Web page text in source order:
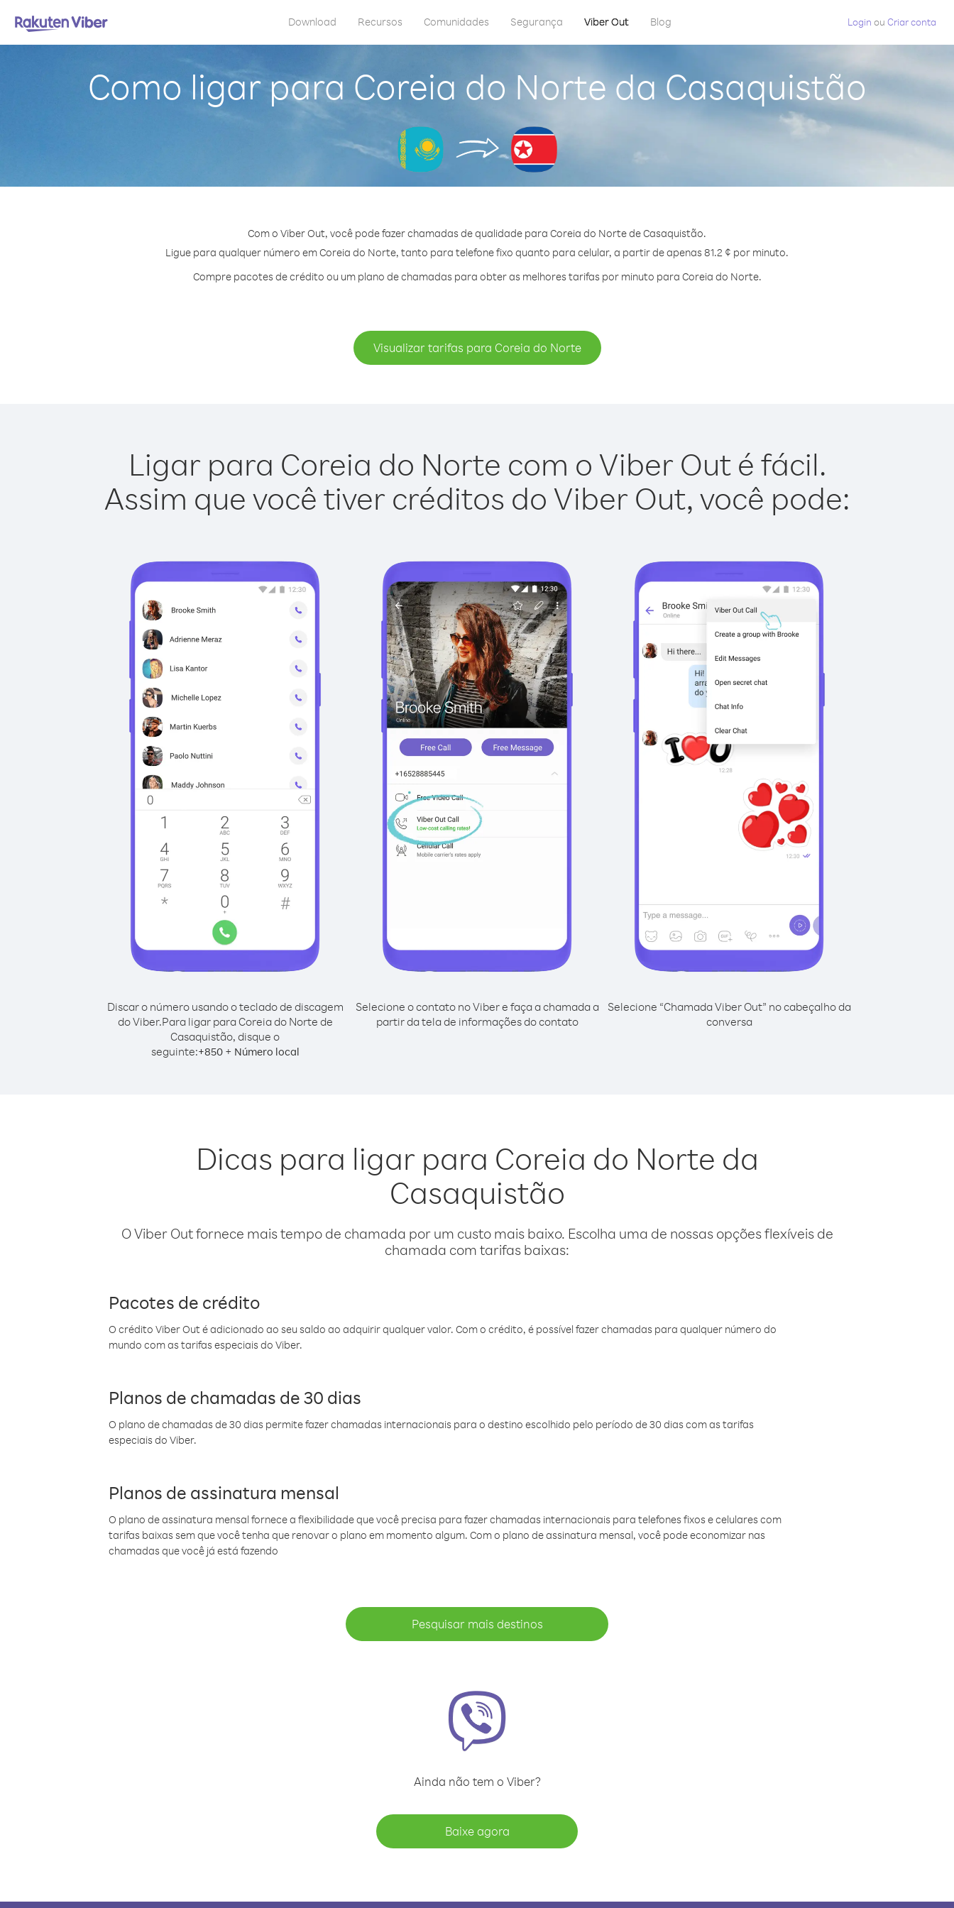
Download Recursos Comunidades Segurança Viber Out Blog Login ou Criar conta
Como ligar para Coreia do Norte da Casaquistão
Com o Viber Out, você pode fazer chamadas de qualidade para Coreia do Norte de Casaquistão.
Ligue para qualquer número em Coreia do Norte, tanto para telefone fixo quanto para celular, a partir de apenas 81.2 ¢ por minuto.
Compre pacotes de crédito ou um plano de chamadas para obter as melhores tarifas por minuto para Coreia do Norte.
Visualizar tarifas para Coreia do Norte
Ligar para Coreia do Norte com o Viber Out é fácil.
Assim que você tiver créditos do Viber Out, você pode:
Discar o número usando o teclado de discagem
do Viber.Para ligar para Coreia do Norte de
Casaquistão, disque o
seguinte:+850+ Número local
Selecione o contato no Viber e faça a chamada a
partir da tela de informações do contato
Selecione “Chamada Viber Out” no cabeçalho da
conversa
Dicas para ligar para Coreia do Norte da
Casaquistão
O Viber Out fornece mais tempo de chamada por um custo mais baixo. Escolha uma de nossas opções flexíveis de
chamada com tarifas baixas:
Pacotes de crédito
O crédito Viber Out é adicionado ao seu saldo ao adquirir qualquer valor. Com o crédito, é possível fazer chamadas para qualquer número do
mundo com as tarifas especiais do Viber.
Planos de chamadas de 30 dias
O plano de chamadas de 30 dias permite fazer chamadas internacionais para o destino escolhido pelo período de 30 dias com as tarifas
especiais do Viber.
Planos de assinatura mensal
O plano de assinatura mensal fornece a flexibilidade que você precisa para fazer chamadas internacionais para telefones fixos e celulares com
tarifas baixas sem que você tenha que renovar o plano em momento algum. Com o plano de assinatura mensal, você pode economizar nas
chamadas que você já está fazendo
Pesquisar mais destinos
Ainda não tem o Viber?
Baixe agora